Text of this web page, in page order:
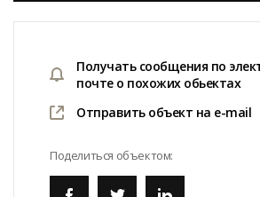
Получать сообщения по
почте о похожих обьектах
Отправить объект на e-mail
Поделиться объектом: